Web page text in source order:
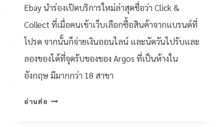
Ebay นำร่องเปิดบริการใหม่ล่าสุดชื่อว่า Click &
Collect ที่เมื่อคนเข้าเว็บเลือกซื้อสินค้าจากแบรนด์ที่
โปรด จากนั้นก็จ่ายเงินออนไลน์ และนัดวันไปรับและ
ลองของได้ที่จุดรับของของ Argos ที่เป็นห้างใน
อังกฤษ มีมากกว่า 18 สาขา
อ่านต่อ